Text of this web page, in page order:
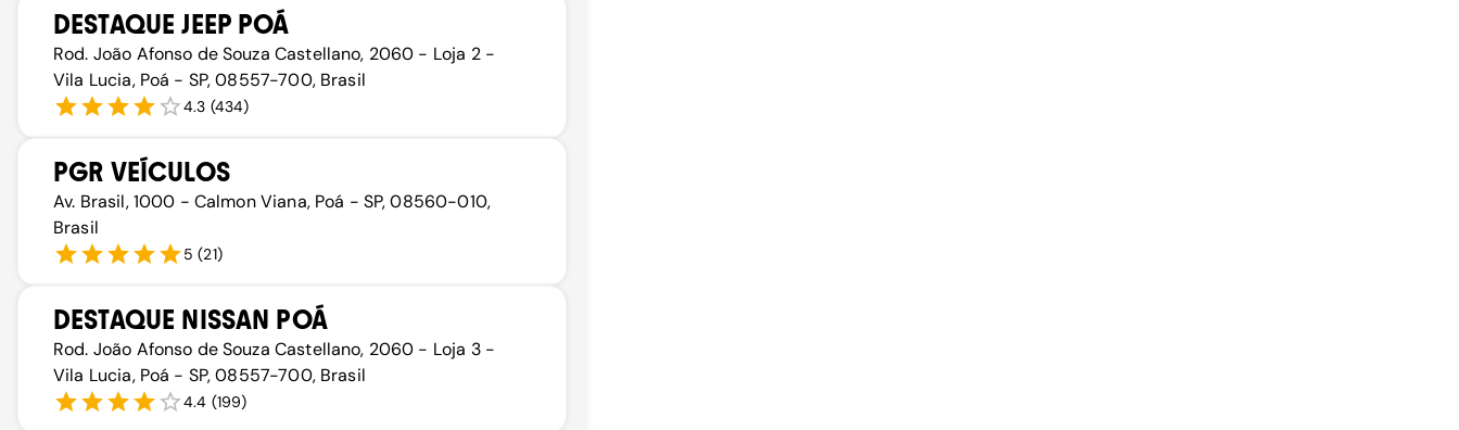
DESTAQUE JEEP POÁ
Rod. João Afonso de Souza Castellano, 2060 - Loja 2 -
Vila Lucia, Poá - SP, 08557-700, Brasil
4.3 (434)
PGR VEÍCULOS
Av. Brasil, 1000 - Calmon Viana, Poá - SP, 08560-010,
Brasil
5 (21)
DESTAQUE NISSAN POÁ
Rod. João Afonso de Souza Castellano, 2060 - Loja 3 -
Vila Lucia, Poá - SP, 08557-700, Brasil
4.4 (199)